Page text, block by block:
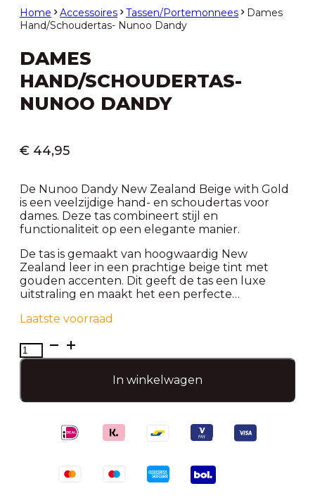
Home Accessoires Tassen/Portemonnees
Dames
Hand/Schoudertas- Nunoo Dandy
DAMES
HAND/SCHOUDERTAS-
NUNOO DANDY
€ 44,95
De Nunoo Dandy New Zealand Beige with Gold
is een veelzijdige hand- en schoudertas voor
dames. Deze tas combineert stijl en
functionaliteit op een elegante manier.
De tas is gemaakt van hoogwaardig New
Zealand leer in een prachtige beige tint met
gouden accenten. Dit geeft de tas een luxe
uitstraling en maakt het een perfecte…
Laatste voorraad
Dames
Hand/Schoudertas-
In winkelwagen